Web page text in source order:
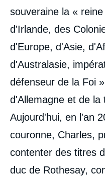
souveraine la «
d'Irlande, des
d'Europe, d'Asie,
d'Australasie,
défenseur de la Foi
d'Allemagne et de la
Aujourd'hui, en l'an
couronne, Charles,
contenter des titres
duc de Rothesay,